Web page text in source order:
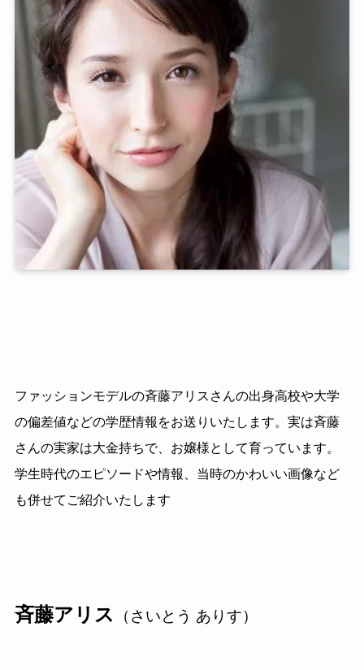
ファッションモデルの斉藤アリスさんの出身高校や大学
の偏差値などの学歴情報をお送りいたします。実は斉藤
さんの実家は大金持ちで、お嬢様として育っています。
学生時代のエピソードや情報、当時のかわいい画像など
も併せてご紹介いたします
斉藤アリス （さいとう ありす）